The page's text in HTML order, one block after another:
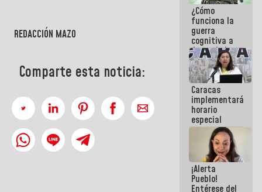
REDACCIÓN MAZO
Comparte esta noticia:
del Sistema
Eléctrico
Nacional
¿Cómo
funciona la
guerra
cognitiva a
favor de la
narrativa
hegemónica?
(1)
Caracas
implementará
horario
especial
para
adaptarse
al plan de
ahorro
energético
¡Alerta
Pueblo!
Entérese del